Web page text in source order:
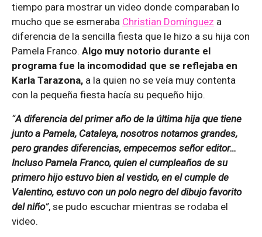
tiempo para mostrar un video donde comparaban lo
mucho que se esmeraba Christian Domínguez a
diferencia de la sencilla fiesta que le hizo a su hija con
Pamela Franco. Algo muy notorio durante el
programa fue la incomodidad que se reflejaba en
Karla Tarazona, a la quien no se veía muy contenta
con la pequeña fiesta hacía su pequeño hijo.
“A diferencia del primer año de la última hija que tiene
junto a Pamela, Cataleya, nosotros notamos grandes,
pero grandes diferencias, empecemos señor editor…
Incluso Pamela Franco, quien el cumpleaños de su
primero hijo estuvo bien al vestido, en el cumple de
Valentino, estuvo con un polo negro del dibujo favorito
del niño”, se pudo escuchar mientras se rodaba el
video.